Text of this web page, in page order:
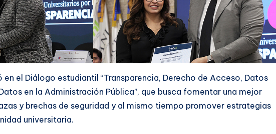
en el Diálogo estudiantil “Transparencia, Derecho de Acceso, Datos
en la Administración Pública”, que busca fomentar una mejor
y brechas de seguridad y al mismo tiempo promover estrategias
universitaria.